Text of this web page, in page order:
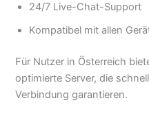
24/7 Live-Chat-Support
Kompatibel mit allen
Für Nutzer in Österreich
optimierte Server, die
Verbindung garantieren.